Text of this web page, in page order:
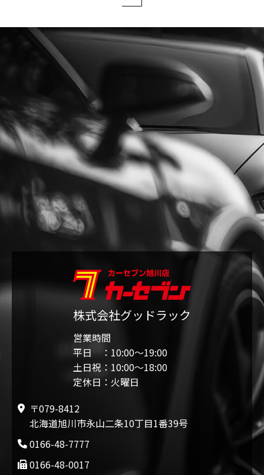
株式会社グッドラック
営業時間
平日 ：10:00〜19:00
土日祝：10:00〜18:00
定休日：火曜日
〒079-8412
北海道旭川市永山二条10丁目1番39号
0166-48-7777
0166-48-0017